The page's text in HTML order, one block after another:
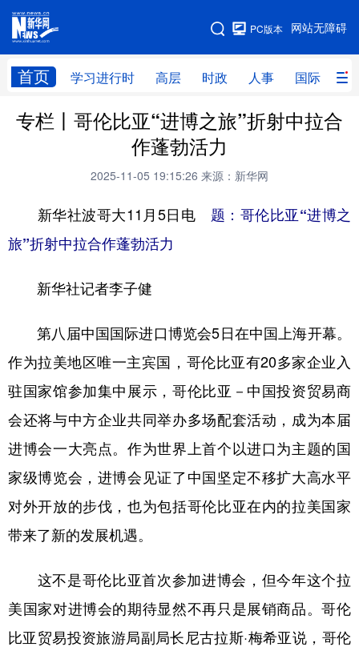
网站无障碍
PC版本
首页 学习进行时 高层 时政 人事 国际 财
网站地图
学习进行时 高层 时政 人事
财经 网评
科技 科创 量子 体育
文化 书画
访谈 视频
食品 人居 信息化 数字经济
学术中国 乡村振兴 银龄 溯源中国
城市 旅游 能源 会展
彩票 娱乐 时尚 悦读
地方频道
北京 天津 河北 山西
专栏丨哥伦比亚“进博之旅”折射中拉合
作蓬勃活力
2025-11-05 19:15:26 来源：新华网
新华社波哥大11月5日电 题：哥伦比亚“进博之
旅”折射中拉合作蓬勃活力
新华社记者李子健
第八届中国国际进口博览会5日在中国上海开幕。
作为拉美地区唯一主宾国，哥伦比亚有20多家企业入
驻国家馆参加集中展示，哥伦比亚－中国投资贸易商
会还将与中方企业共同举办多场配套活动，成为本届
进博会一大亮点。作为世界上首个以进口为主题的国
家级博览会，进博会见证了中国坚定不移扩大高水平
对外开放的步伐，也为包括哥伦比亚在内的拉美国家
带来了新的发展机遇。
这不是哥伦比亚首次参加进博会，但今年这个拉
美国家对进博会的期待显然不再只是展销商品。哥伦
比亚贸易投资旅游局副局长尼古拉斯·梅希亚说，哥伦